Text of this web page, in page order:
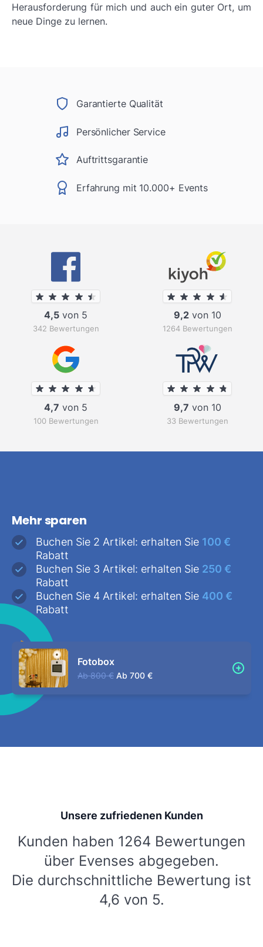
Herausforderung für mich und auch ein guter Ort, um
neue Dinge zu lernen.
Garantierte Qualität
Persönlicher Service
Auftrittsgarantie
Erfahrung mit 10.000+ Events
4,5 von 5
342 Bewertungen
9,2von 10
1264 Bewertungen
4,7 von 5
100 Bewertungen
9,7 von 10
33 Bewertungen
Mehr sparen
Buchen Sie 2 Artikel: erhalten Sie 100 €
Rabatt
Buchen Sie 3 Artikel: erhalten Sie 250 €
Rabatt
Buchen Sie 4 Artikel: erhalten Sie 400 €
Rabatt
Fotobox
Ab 800 € Ab 700 €
Unsere zufriedenen Kunden
Kunden haben 1264 Bewertungen
über Evenses abgegeben.
Die durchschnittliche Bewertung ist
4,6 von 5.